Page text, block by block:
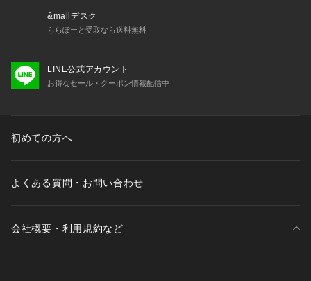
&mallデスク
ららぽーと受取なら送料無料
LINE公式アカウント
お得なセール・クーポン情報配信中
初めての方へ
よくある質問・お問い合わせ
会社概要・利用規約など